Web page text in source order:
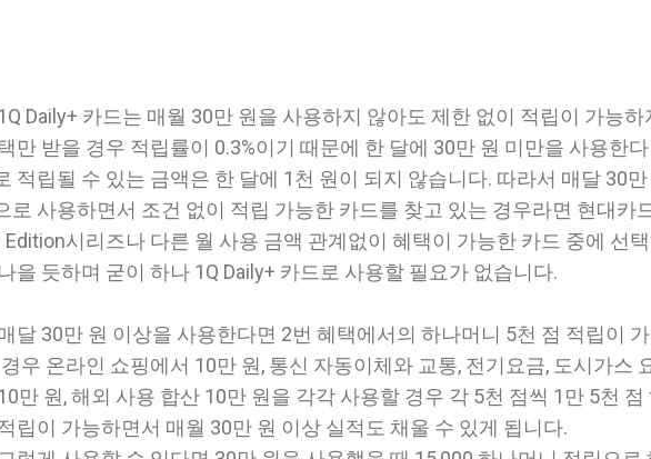
Daily+ 카드는 매월 30만 원을 사용하지 않아도 제한 없이 적립이 가능하
만 받을 경우 적립률이 0.3%이기 때문에 한 달에 30만 원 미만을 사용한
적립될 수 있는 금액은 한 달에 1천 원이 되지 않습니다. 따라서 매달 30
로 사용하면서 조건 없이 적립 가능한 카드를 찾고 있는 경우라면 현대카
Edition시리즈나 다른 월 사용 금액 관계없이 혜택이 가능한 카드 중에 선
을 듯하며 굳이 하나 1Q Daily+ 카드로 사용할 필요가 없습니다.
달 30만 원 이상을 사용한다면 2번 혜택에서의 하나머니 5천 점 적립이
우 온라인 쇼핑에서 10만 원, 통신 자동이체와 교통, 전기요금, 도시가스
만 원, 해외 사용 합산 10만 원을 각각 사용할 경우 각 5천 점씩 1만 5천 점
립이 가능하면서 매월 30만 원 이상 실적도 채울 수 있게 됩니다.